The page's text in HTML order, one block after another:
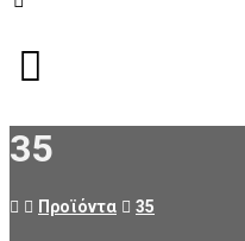
35
Προϊόντα 35